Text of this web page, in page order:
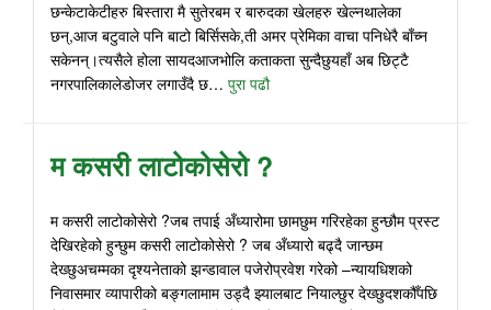
छन्केटाकेटीहरु बिस्तारा मै सुतेरबम र बारुदका खेलहरु खेल्नथालेका
छन्,आज बटुवाले पनि बाटो बिर्सिसके,ती अमर प्रेमिका वाचा पनिधेरै बाँच्न
सकेनन्।त्यसैले होला सायदआजभोलि कताकता सुन्दैछुयहाँ अब छिट्टै
नगरपालिकालेडोजर लगाउँदै छ… पुरा पढौ
म कसरी लाटोकोसेरो ?
म कसरी लाटोकोसेरो ?जब तपाई अँध्यारोमा छामछुम गरिरहेका हुन्छौम प्रस्ट
देखिरहेको हुन्छुम कसरी लाटोकोसेरो ? जब अँध्यारो बढ्दै जान्छम
देख्छुअचम्मका दृश्यनेताको झन्डावाल पजेरोप्रवेश गरेको –न्यायधिशको
निवासमार व्यापारीको बङ्गलामाम उड्दै झ्यालबाट नियाल्छुर देख्छुदशकौँपछि